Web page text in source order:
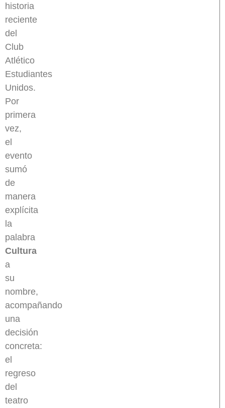
historia
reciente
del
Club
Atlético
Estudiantes
Unidos.
Por
primera
vez,
el
evento
sumó
de
manera
explícita
la
palabra
Cultura
a
su
nombre,
acompañando
una
decisión
concreta:
el
regreso
del
teatro